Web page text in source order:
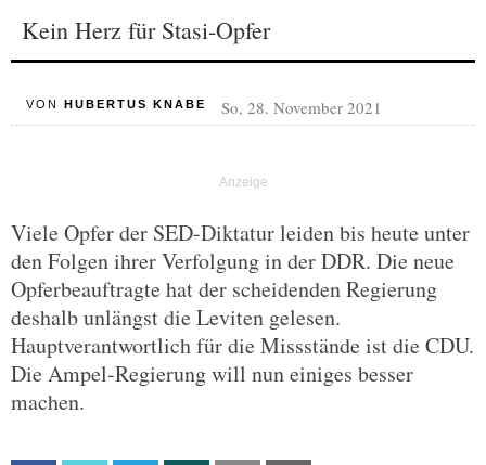
Kein Herz für Stasi-Opfer
VON HUBERTUS KNABE So, 28. November 2021
Viele Opfer der SED-Diktatur leiden bis heute unter
den Folgen ihrer Verfolgung in der DDR. Die neue
Opferbeauftragte hat der scheidenden Regierung
deshalb unlängst die Leviten gelesen.
Hauptverantwortlich für die Missstände ist die CDU.
Die Ampel-Regierung will nun einiges besser
machen.